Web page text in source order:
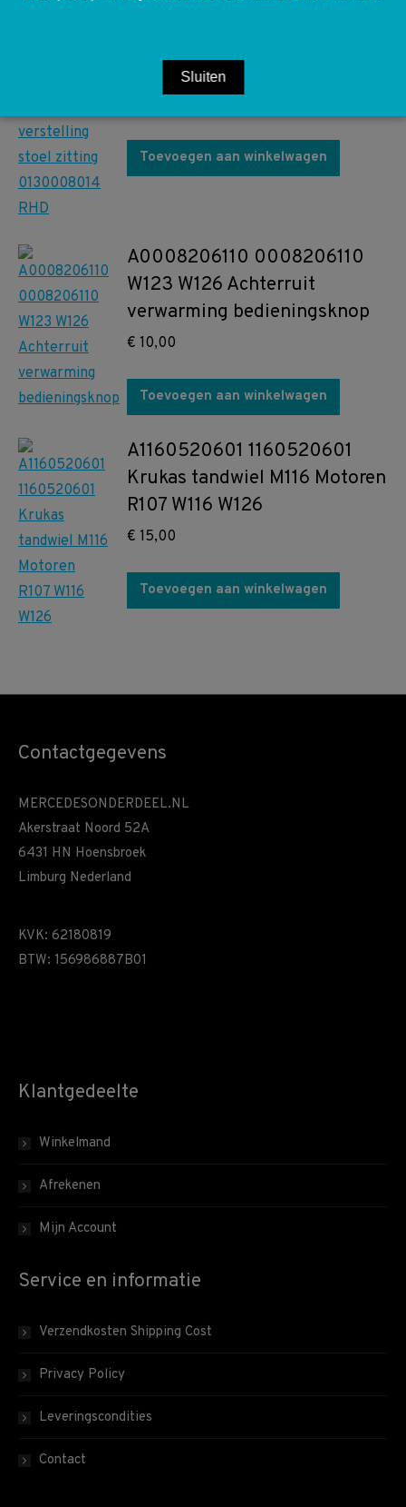
0130008014 RHD
Toevoegen aan winkelwagen
A0008206110 0008206110
W123 W126 Achterruit
verwarming bedieningsknop
€ 10,00
Toevoegen aan winkelwagen
A1160520601 1160520601
Krukas tandwiel M116 Motoren
R107 W116 W126
€ 15,00
Toevoegen aan winkelwagen
Contactgegevens
MERCEDESONDERDEEL.NL
Akerstraat Noord 52A
6431 HN Hoensbroek
Limburg Nederland
KVK: 62180819
BTW: 156986887B01
Klantgedeelte
Winkelmand
Afrekenen
Mijn Account
Service en informatie
Verzendkosten Shipping Cost
Privacy Policy
Leveringscondities
Contact
Sluiten